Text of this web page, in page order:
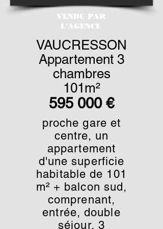
VENDU PAR
L'AGENCE
VAUCRESSON
Appartement 3
chambres
101m²
595 000 €
proche gare et
centre, un
appartement
d'une superficie
habitable de 101
m² + balcon sud,
comprenant,
entrée, double
séjour, 3